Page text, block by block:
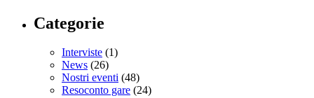
Categorie
Interviste (1)
News (26)
Nostri eventi (48)
Resoconto gare (24)